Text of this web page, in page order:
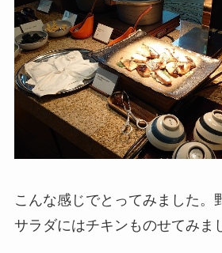
こんな感じでとってみました。
サラダにはチキンものせてみま